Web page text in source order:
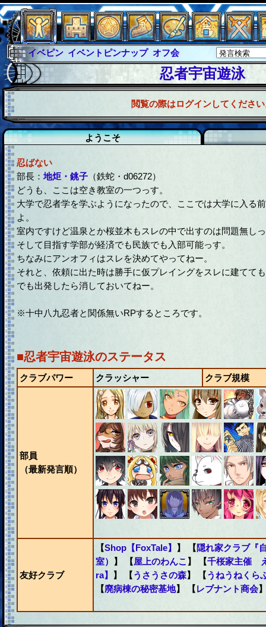
イベピン イベントピンナップ オフ会
グラシャ
グラシャ・ラボラス
グローバルジャスティス サイキックハーツ
サイキックハーツ大戦
シュラウド ソロモン
ファイナル アブソーバー
忍者宇宙遊泳
閲覧の際はログインしてくださ
ようこそ
忍ばない
部長：地炬・銚子 （鉄蛇・d06272）
どうも、ここは空き教室の一つっす。
大学で忍者学を学ぶようになったので、ここでは大学に入る
よ。
室内ですけど温泉とか桜並木もスレの中で出すのは問題無し
そして目指す学部が経済でも民族でも入部可能っす。
ちなみにアンオフィはスレを決めてやってねー。
それと、依頼に出た時は勝手に仮プレイングをスレに建てて
でも出発したら消しておいてねー。
※十中八九忍者と関係無いRPするところです。
■忍者宇宙遊泳のステータス
クラブパワー クラッシャー クラブ規模
部員
（最新発言順）
友好クラブ
【Shop【FoxTale】 】 【隠れ家クラブ『
室）
】 【屋上のわんこ 】 【千桜家主催
ra】 】 【うさうさの森】 【うねうねくら
【廃病棟の秘密基地】 【レブナント商会